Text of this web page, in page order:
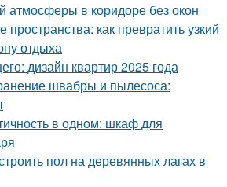
атмосферы в коридоре без окон
как превратить узкий
отдыха
дизайн квартир 2025 года
швабры и пылесоса:
в одном: шкаф для
пол на деревянных лагах в